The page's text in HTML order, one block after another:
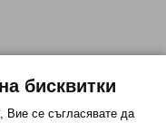
бисквитки
Вие се съгласявате да